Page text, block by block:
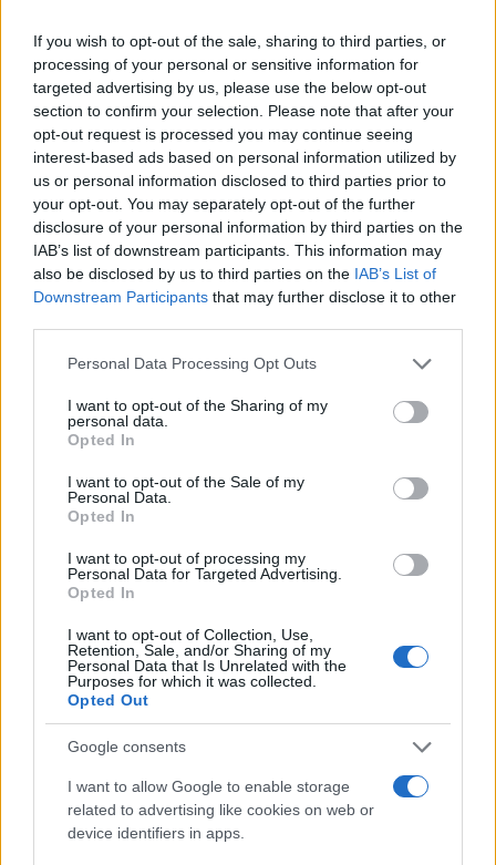
If you wish to opt-out of the sale, sharing to third parties, or
processing of your personal or sensitive information for
targeted advertising by us, please use the below opt-out
section to confirm your selection. Please note that after your
opt-out request is processed you may continue seeing
interest-based ads based on personal information utilized by
us or personal information disclosed to third parties prior to
your opt-out. You may separately opt-out of the further
disclosure of your personal information by third parties on the
IAB’s list of downstream participants. This information may
also be disclosed by us to third parties on the IAB’s List of
Downstream Participants that may further disclose it to other
Please note that this website/app uses one or more Google
not limited to your visit or usage behaviour. You may click to
grant or deny consent to Google and its third-party tags to
use your data for below specified purposes in below Google
consent section.
Personal Data Processing Opt Outs
I want to opt-out of the Sharing of my
personal data.
Opted In
I want to opt-out of the Sale of my
Personal Data.
Opted In
I want to opt-out of processing my
Personal Data for Targeted Advertising.
Opted In
I want to opt-out of Collection, Use,
Retention, Sale, and/or Sharing of my
Personal Data that Is Unrelated with the
Purposes for which it was collected.
Opted Out
Google consents
I want to allow Google to enable storage
related to advertising like cookies on web or
device identifiers in apps.
Deloitte Ελλάδος:
Χρηματοοικονομικός
σύμβουλος της ΔΕΗ για την
είσοδο στην πολωνική
αγορά ενέργειας
Media: Με ενίσχυση 8 εκατ.
ευρώ σε 451 επιχειρήσεις
ξεκίνησε το πρόγραμμα
στήριξης- Κάλυψη
εισφορών ΕΔΟΕΑΠ
IAB Hellas: Νέα Διοικούσα Επιτροπή και νέο Διοικητικό
Η Toyota φέρνει νέα γενιά
μπαταριών για τα υβριδικά
Σε κινεζική… πολιορκία η
Νέο Audi A2 e-tron με στόχο την κορυφή της
αποδοτικότητας